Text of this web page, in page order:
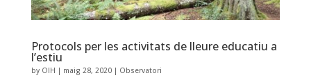
Protocols per les activitats de lleure educatiu a
l’estiu
by OIH | maig 28, 2020| Observatori